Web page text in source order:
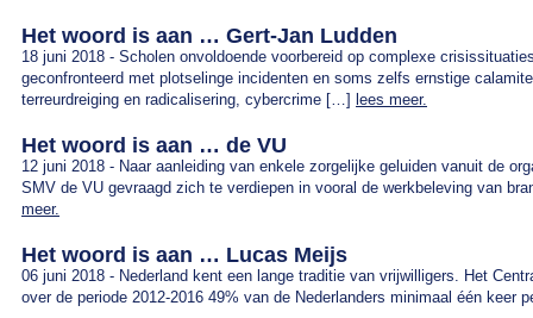
Het woord is aan … Gert-Jan Ludden
18 juni 2018 - Scholen onvoldoende voorbereid op complexe
geconfronteerd met plotselinge incidenten en soms zelfs ernstige
terreurdreiging en radicalisering, cybercrime […] lees meer.
Het woord is aan … de VU
12 juni 2018 - Naar aanleiding van enkele zorgelijke geluiden vanuit de
SMV de VU gevraagd zich te verdiepen in vooral de werkbeleving van
meer.
Het woord is aan … Lucas Meijs
06 juni 2018 - Nederland kent een lange traditie van vrijwilligers. Het
over de periode 2012-2016 49% van de Nederlanders minimaal één